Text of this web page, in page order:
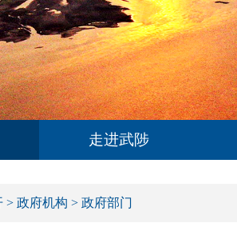
走进武陟
> 政府机构 > 政府部门